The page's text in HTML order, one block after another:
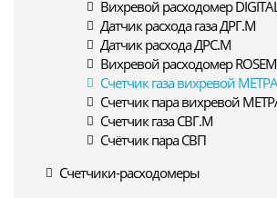
Вихревой расходомер
Датчик расхода газа ДРГ.М
Датчик расхода ДРС.М
Вихревой расходомер
Счетчик газа вихревой
Счетчик пара вихревой
Счетчик газа СВГ.М
Счётчик пара СВП
Счетчики-расходомеры